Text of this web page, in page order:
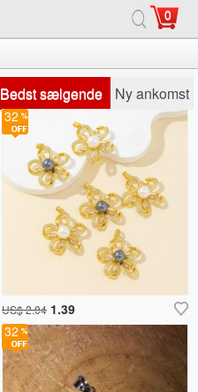
0
Bedst sælgende Ny ankomst
32
US$ 2.04 1.39
32